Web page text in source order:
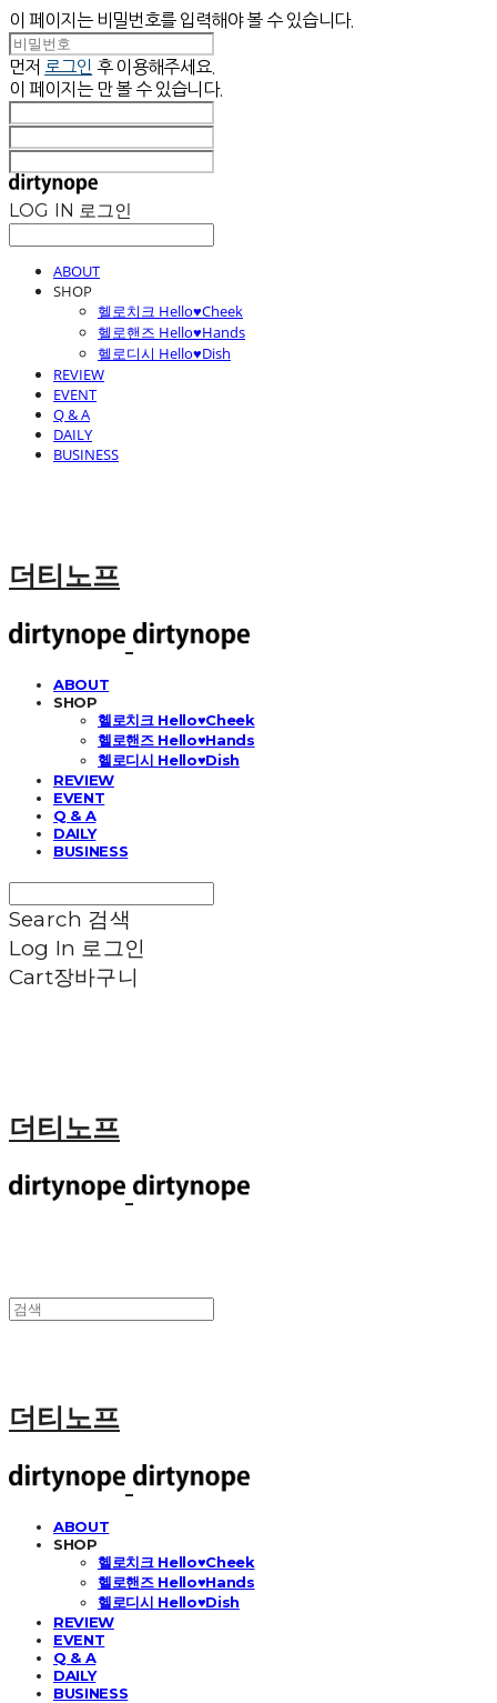
이 페이지는 비밀번호를 입력해야 볼 수 있습니다.
먼저 로그인 후 이용해주세요.
이 페이지는 만 볼 수 있습니다.
LOG IN 로그인
ABOUT
SHOP
헬로치크 Hello♥Cheek
헬로핸즈 Hello♥Hands
헬로디시 Hello♥Dish
REVIEW
EVENT
Q & A
DAILY
BUSINESS
더티노프
ABOUT
SHOP
헬로치크 Hello♥Cheek
헬로핸즈 Hello♥Hands
헬로디시 Hello♥Dish
REVIEW
EVENT
Q & A
DAILY
BUSINESS
Search 검색
Log In 로그인
Cart장바구니
더티노프
더티노프
ABOUT
SHOP
헬로치크 Hello♥Cheek
헬로핸즈 Hello♥Hands
헬로디시 Hello♥Dish
REVIEW
EVENT
Q & A
DAILY
BUSINESS